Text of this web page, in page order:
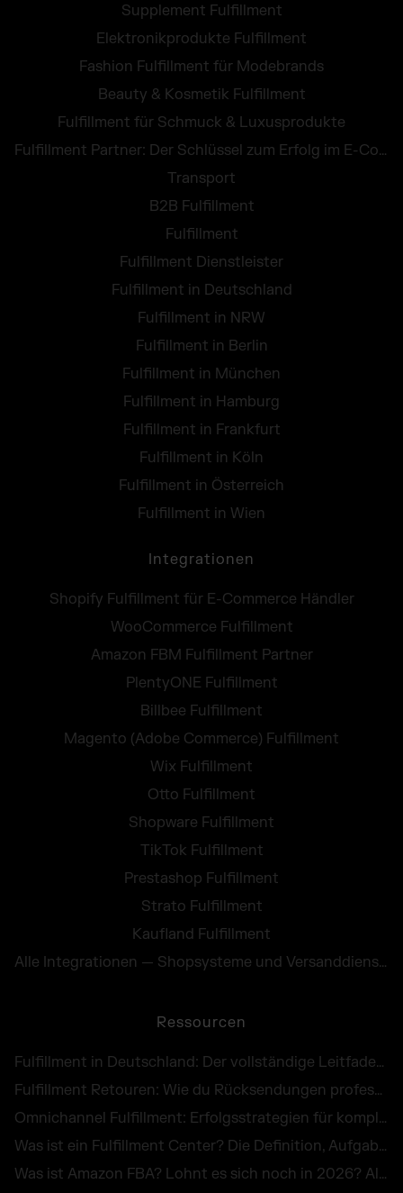
Supplement Fulfillment
Elektronikprodukte Fulfillment
Fashion Fulfillment für Modebrands
Beauty & Kosmetik Fulfillment
Fulfillment für Schmuck & Luxusprodukte
Fulfillment Partner: Der Schlüssel zum Erfolg im E-Commerce
Transport
B2B Fulfillment
Fulfillment
Fulfillment Dienstleister
Fulfillment in Deutschland
Fulfillment in NRW
Fulfillment in Berlin
Fulfillment in München
Fulfillment in Hamburg
Fulfillment in Frankfurt
Fulfillment in Köln
Fulfillment in Österreich
Fulfillment in Wien
Integrationen
Shopify Fulfillment für E-Commerce Händler
WooCommerce Fulfillment
Amazon FBM Fulfillment Partner
PlentyONE Fulfillment
Billbee Fulfillment
Magento (Adobe Commerce) Fulfillment
Wix Fulfillment
Otto Fulfillment
Shopware Fulfillment
TikTok Fulfillment
Prestashop Fulfillment
Strato Fulfillment
Kaufland Fulfillment
Alle Integrationen — Shopsysteme und Versanddienste
Ressourcen
Fulfillment in Deutschland: Der vollständige Leitfaden für E-Commerce Händler
Fulfillment Retouren: Wie du Rücksendungen professionell abwickelst und als Chance nutzt
Omnichannel Fulfillment: Erfolgsstrategien für komplexe Unternehmenslogistik
Was ist ein Fulfillment Center? Die Definition, Aufgaben und Kosten im großen Überblick
Was ist Amazon FBA? Lohnt es sich noch in 2026? Alle Infos zu Kosten, Vorteilen & Alternativen